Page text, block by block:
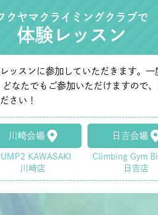
クヤマクライミングクラブで
体験レッスン
ッスンに参加していただきます。一
なたでもご参加いただけますので
さい！
川崎会場
KAWASAKI
川崎店
日吉会場
Climbing Gym
日吉店